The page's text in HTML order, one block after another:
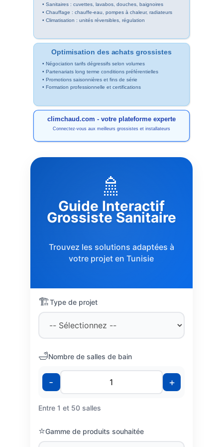
• Sanitaires : cuvettes, lavabos, douches, baignoires
• Chauffage : chauffe-eau, pompes à chaleur,radiateurs
•Climatisation : unités réversibles, régulation
Optimisation des achats grossistes
• Négociation tarifs dégressifs selon volumes
• Partenariats long terme conditions préférentielles
• Promotions saisonnières et fins de série
• Formation professionnelle et certifications
climchaud.com - votre plateforme experte
Connectez-vous aux meilleurs grossistes et installateurs
🚿
Guide Interactif
Grossiste Sanitaire
Trouvez les solutions adaptées à
votre projet en Tunisie
🏗️Type de projet
🛁Nombre de salles de bain
- +
Entre 1 et 50 salles
⭐Gamme de produits souhaitée